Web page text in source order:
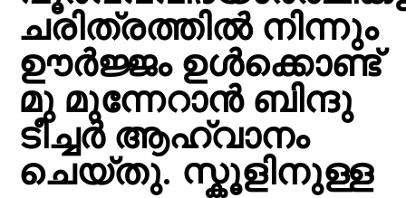
ചരിത്രത്തിൽ നിന്നും
ഊർജ്ജം ഉൾക്കൊണ്ട്
മു മുന്നേറാൻ ബിന്ദു
ടീച്ചർ ആഹ്വാനം
ചെയ്തു. സ്കൂളിനുള്ള